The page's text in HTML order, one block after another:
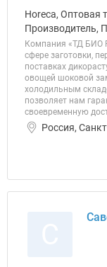
Horeca, Оптовая
Производитель,
Компания «ТД БИО
сфере заготовки,
поставках
овощей шоковой
холодильным
позволяет нам
своевременную
Россия,